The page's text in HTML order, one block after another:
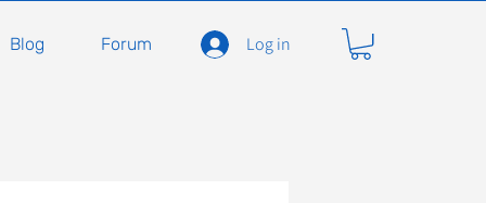
Blog Forum Log in